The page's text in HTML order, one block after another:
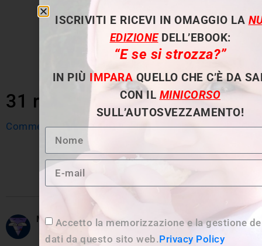
31 risposte
Commenti meno recenti
Pingback:
È meglio iniziare a pranzo o a cena? |
Autosvezzamento.it
Maria ha detto: Dicembre 19, 2017 alle 4:34 pm
ISCRIVITI E RICEVI IN OMAGGIO LA
EDIZIONEDELL’EBOOK:
“E se si strozza?”
IN PIÙ IMPARAQUELLO CHE C’È DA
CON IL MINICORSO
SULL’AUTOSVEZZAMENTO!
Accetto la memorizzazione e la gestione
dati da questo sito web.Privacy Policy